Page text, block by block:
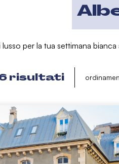
per la tua settimana
risultati